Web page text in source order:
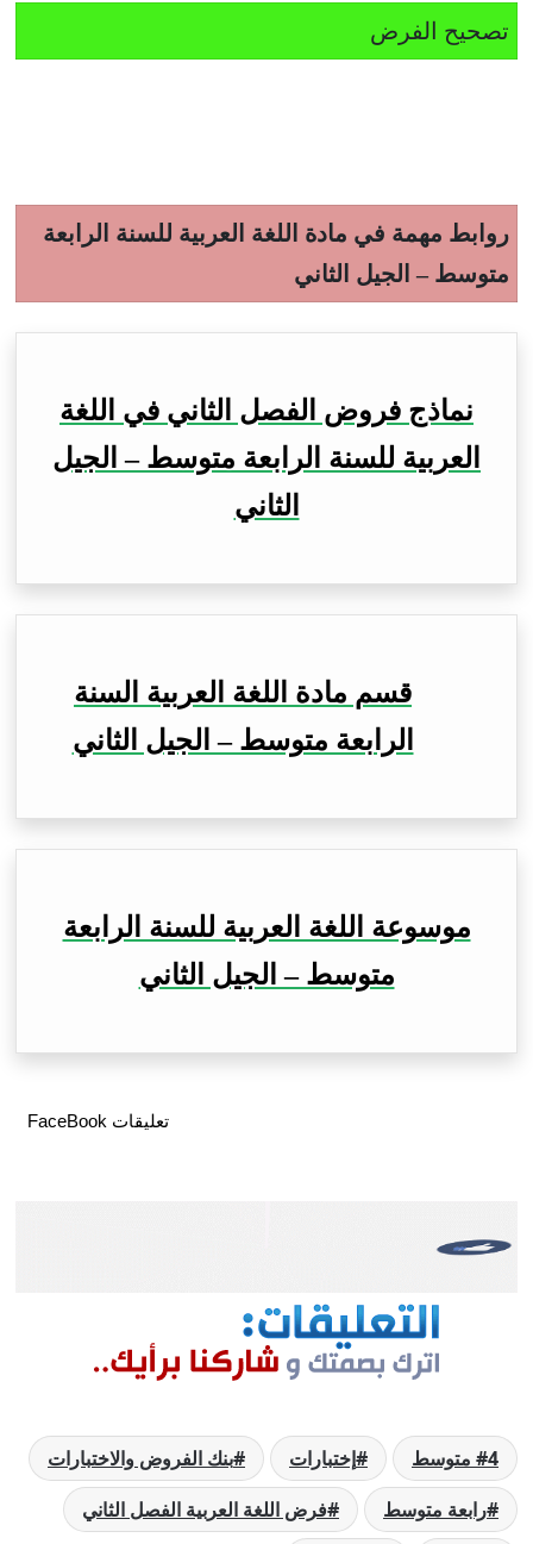
تصحيح الفرض
روابط مهمة في مادة اللغة العربية للسنة الرابعة
متوسط – الجيل الثاني
نماذج فروض الفصل الثاني في اللغة
العربية للسنة الرابعة متوسط – الجيل
الثاني
قسم مادة اللغة العربية السنة
الرابعة متوسط – الجيل الثاني
موسوعة اللغة العربية للسنة الرابعة
متوسط – الجيل الثاني
تعليقات FaceBook
4 متوسط إختبارات
بنك الفروض والاختبارات
رابعة متوسط
فرض اللغة العربية الفصل الثاني